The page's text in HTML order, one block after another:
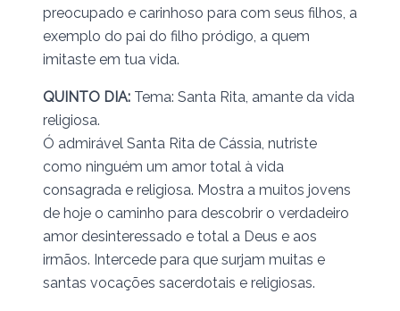
preocupado e carinhoso para com seus filhos, a
exemplo do pai do filho pródigo, a quem
imitaste em tua vida.
QUINTO DIA: Tema: Santa Rita, amante da vida
religiosa.
Ó admirável Santa Rita de Cássia, nutriste
como ninguém um amor total à vida
consagrada e religiosa. Mostra a muitos jovens
de hoje o caminho para descobrir o verdadeiro
amor desinteressado e total a Deus e aos
irmãos. Intercede para que surjam muitas e
santas vocações sacerdotais e religiosas.